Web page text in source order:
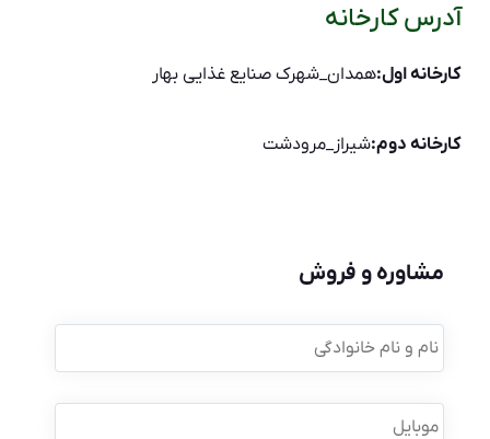
آدرس کارخانه
کارخانه اول:همدان_شهرک صنایع غذایی بهار
کارخانه دوم:شیراز_مرودشت
مشاوره و فروش
نام
و
نام
موبایل *